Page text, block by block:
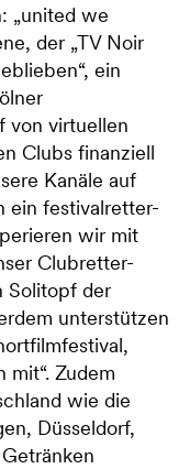
„united we
der „TV Noir
ein
von virtuellen
Clubs finanziell
Kanäle auf
ein festivalretter-
wir mit
Clubretter-
Solitopf der
unterstützen
mit“. Zudem
wie die
Düsseldorf,